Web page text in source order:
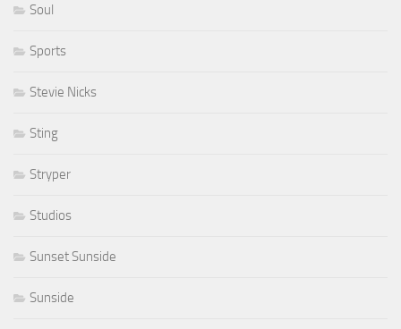
Soul
Sports
Stevie Nicks
Sting
Stryper
Studios
Sunset Sunside
Sunside